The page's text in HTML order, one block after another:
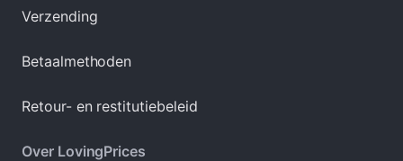
Verzending
Betaalmethoden
Retour- en restitutiebeleid
Over LovingPrices